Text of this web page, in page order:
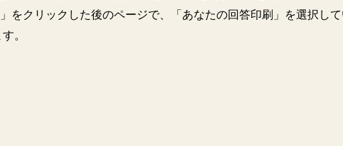
をクリックした後のページで、「あなたの回答印刷」を選択して
。